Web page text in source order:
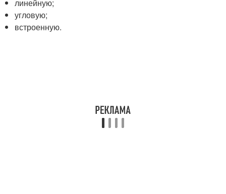
линейную;
угловую;
встроенную.